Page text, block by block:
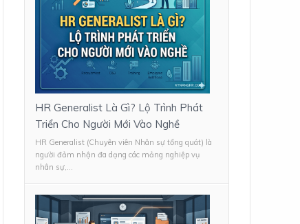
HR Generalist Là Gì? Lộ Trình Phát
Triển Cho Người Mới Vào Nghề
HR Generalist (Chuyên viên Nhân sự tổng quát) là
người đảm nhận đa dạng các mảng nghiệp vụ
nhân sự,...